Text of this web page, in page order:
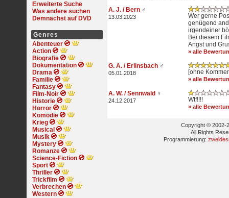
Erweiterte Suche
Was andere suchen
Demnächst auf DVD
Genres
Abenteuer
Action
Biografie
Dokumentation
Drama
Familie
Fantasy
Film-Noir
Historie
Horror
Komödie
Krieg
Musical
Musik
Mystery
Romanze
Science-Fiction
Sport
Thriller
Trickfilm
Verbrechen
Western
A. J. / Bern ♂
13.03.2023
Wer gerne
genügend
irgendeiner
Bei diesem
Angst und
» alle
G. A. / Erlinsbach ♂
05.01.2018 [ohne
» alle
A. W. / Sennwald ♀
24.12.2017 Wtf!!!!
» alle
Copyright © 2002-
All Rights
Programmierung: